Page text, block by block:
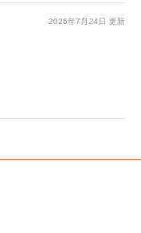
2026年7月24日 更新